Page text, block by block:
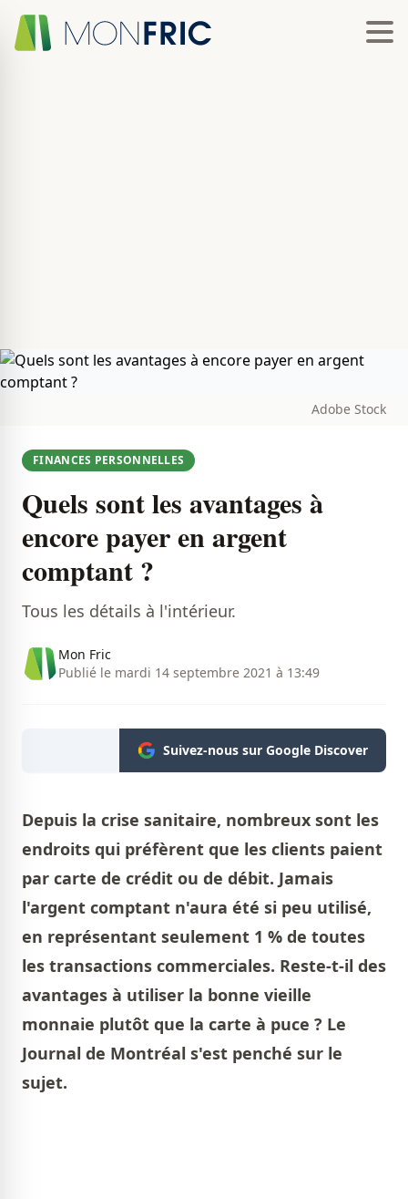
Adobe Stock
FINANCES PERSONNELLES
Quels sont les avantages à
encore payer en argent
comptant ?
Tous les détails à l'intérieur.
Mon Fric
Publié le mardi 14 septembre 2021 à 13:49
Suivez-nous sur Google Discover
Depuis la crise sanitaire, nombreux sont les
endroits qui préfèrent que les clients paient
par carte de crédit ou de débit. Jamais
l'argent comptant n'aura été si peu utilisé,
en représentant seulement 1 % de toutes
les transactions commerciales. Reste-t-il des
avantages à utiliser la bonne vieille
monnaie plutôt que la carte à puce ? Le
Journal de Montréal s'est penché sur le
sujet.